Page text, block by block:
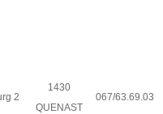
2
1430
QUENAST
067/63.69.03